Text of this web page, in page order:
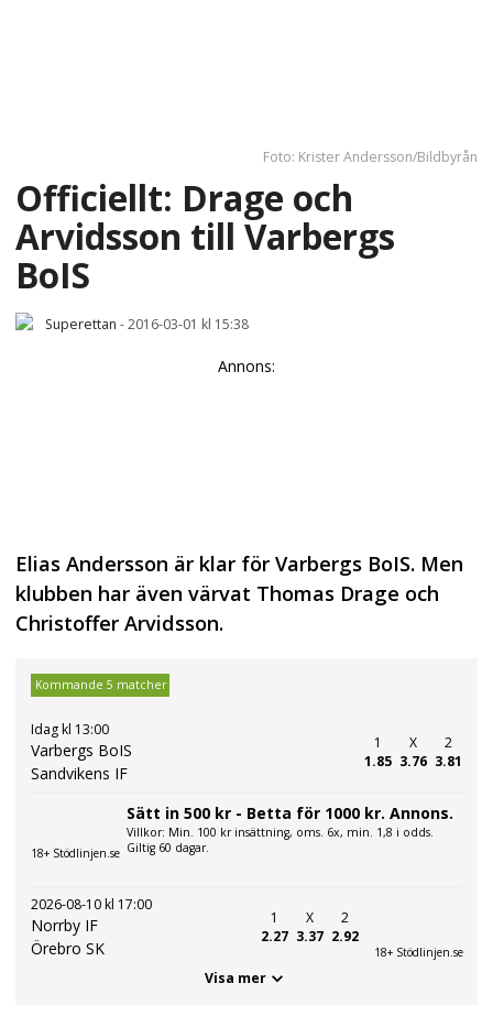
Foto: Krister Andersson/Bildbyrån
Officiellt: Drage och
Arvidsson till Varbergs
BoIS
Superettan -2016-03-01 kl 15:38
Annons:
Elias Andersson är klar för Varbergs BoIS. Men
klubben har även värvat Thomas Drage och
Christoffer Arvidsson.
Kommande 5 matcher
Idag kl 13:00
Varbergs BoIS
Sandvikens IF
1
1.85
X
3.76
2
3.81
18+ Stödlinjen.se
Sätt in 500 kr - Betta för 1000 kr. Annons.
Villkor: Min. 100 kr insättning, oms. 6x, min. 1,8 i odds.
Giltig 60 dagar.
2026-08-10 kl 17:00
Norrby IF
Örebro SK
1
2.27
X
3.37
2
2.92
18+ Stödlinjen.se
Visa mer